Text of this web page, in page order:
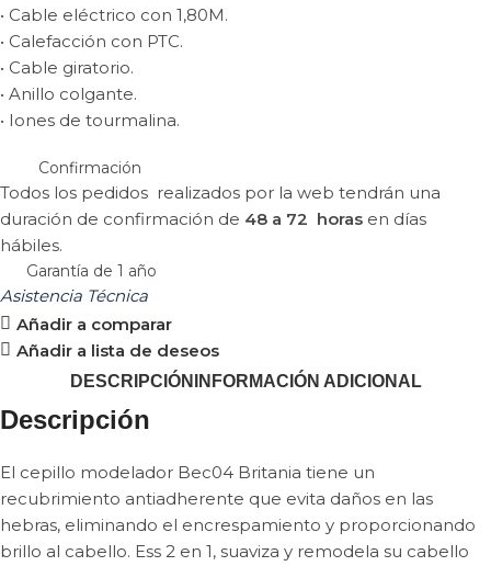
• Cable eléctrico con 1,80M.
• Calefacción con PTC.
• Cable giratorio.
• Anillo colgante.
• Iones de tourmalina.
Confirmación
Todos los pedidos realizados por la web tendrán una
duración de confirmación de 48 a 72 horas en días
hábiles.
Garantía de 1 año
Asistencia Técnica
Añadir a comparar
Añadir a lista de deseos
DESCRIPCIÓN INFORMACIÓN ADICIONAL
Descripción
El cepillo modelador Bec04 Britania tiene un
recubrimiento antiadherente que evita daños en las
hebras, eliminando el encrespamiento y proporcionando
brillo al cabello. Ess 2 en 1, suaviza y remodela su cabello